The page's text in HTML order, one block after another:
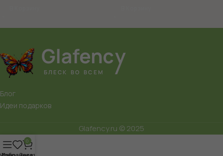
Блог
Идеи подарков
Glafency.ru © 2025
0